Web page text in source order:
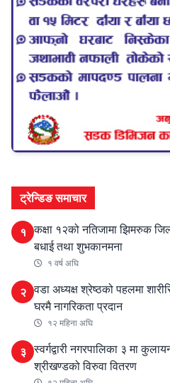
ट्रेन्डिङ समाचार
१ कक्षा १२को नतिजामा झिमरुक
बधाई तथा शुभकानमना
१ वर्ष अघि
२ वडा अध्यक्ष श्रेष्ठको पहलमा
घरमै नागरिकता प्रदान
१२ महिना अघि
३ स्वर्गद्वारी नगरपालिका ३ मा
श्रीखण्डको विरुवा वितरण